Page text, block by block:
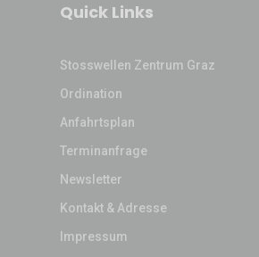
Quick Links
Stosswellen Zentrum Graz
Ordination
Anfahrtsplan
Terminanfrage
Newsletter
Kontakt & Adresse
Impressum